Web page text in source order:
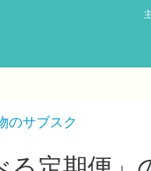
のサブスク